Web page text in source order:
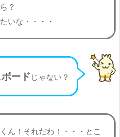
？
いな・・・・
ード じゃない？
ん！それだわ！・・・とこ